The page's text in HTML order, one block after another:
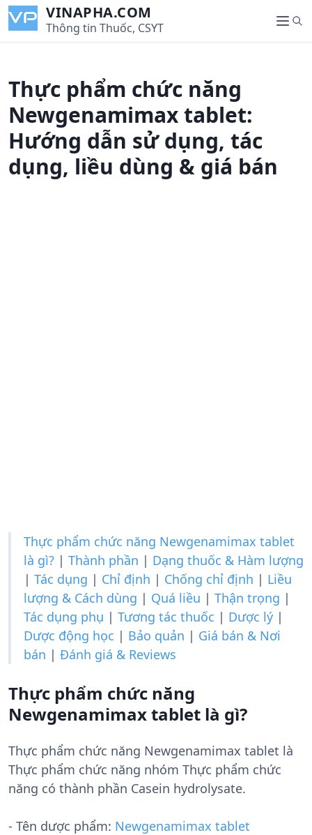
i
VINAPHA.COM
Thông tin Thuốc, CSYT
M
e
S
e
Thực phẩm chức năng
Newgenamimax tablet:
Hướng dẫn sử dụng, tác
dụng, liều dùng & giá bán
Thực phẩm chức năng Newgenamimax tablet
là gì? | Thành phần | Dạng thuốc & Hàm lượng
| Tác dụng | Chỉ định | Chống chỉ định | Liều
lượng & Cách dùng | Quá liều | Thận trọng |
Tác dụng phụ | Tương tác thuốc | Dược lý |
Dược động học | Bảo quản | Giá bán & Nơi
bán | Đánh giá & Reviews
Thực phẩm chức năng
Newgenamimax tablet là gì?
Thực phẩm chức năng Newgenamimax tablet là
Thực phẩm chức năng nhóm Thực phẩm chức
năng có thành phần Casein hydrolysate.
- Tên dược phẩm: Newgenamimax tablet